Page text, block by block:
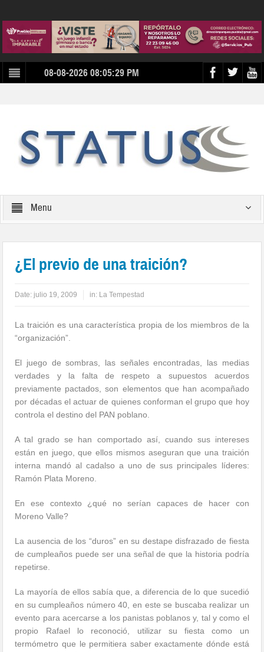
08-08-2026 08:05:29 PM
Menu
¿El previo de una traición?
Date: julio 19, 2009 in: La Tempestad
La traición es una característica propia de los miembros de la
“organización”.
El juego de sombras, las señales encontradas, las medias
verdades y la falta de respeto a supuestos acuerdos
previamente pactados, son elementos que han acompañado
por décadas el actuar de quienes conforman el grupo que hoy
controla el destino del PAN poblano.
A tal grado se han comportado así, cuando sus intereses
están en juego, que ellos mismos aseguran que una traición
interna mandó al cadalso a uno de sus principales líderes:
Ramón Plata Moreno.
En ese contexto ¿qué no serían capaces de hacer con
Moreno Valle?
La ausencia de los “duros” en su destape disfrazado de fiesta
de cumpleaños puede ser una señal de que la historia podría
repetirse.
La mayoría de ellos sabía que, a diferencia de lo que sucedió
en su cumpleaños número 40, en este se buscaba realizar un
evento para acercarse a los panistas poblanos y, tal y como el
propio Rafael lo reconoció, utilizar su fiesta como un
termómetro que le permitiera saber exactamente dónde está